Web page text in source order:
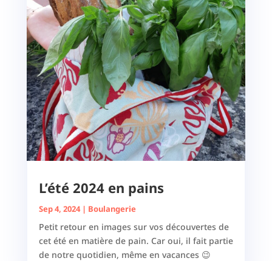
L’été 2024 en pains
Sep 4, 2024| Boulangerie
Petit retour en images sur vos découvertes de
cet été en matière de pain. Car oui, il fait partie
de notre quotidien, même en vacances 😉